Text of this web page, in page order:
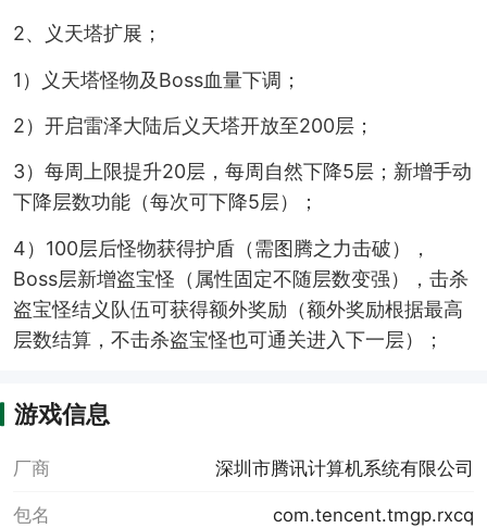
2、义天塔扩展；
1）义天塔怪物及Boss血量下调；
2）开启雷泽大陆后义天塔开放至200层；
3）每周上限提升20层，每周自然下降5层；新增手动
下降层数功能（每次可下降5层）；
4）100层后怪物获得护盾（需图腾之力击破），
Boss层新增盗宝怪（属性固定不随层数变强），击杀
盗宝怪结义队伍可获得额外奖励（额外奖励根据最高
层数结算，不击杀盗宝怪也可通关进入下一层）；
游戏信息
厂商 深圳市腾讯计算机系统有限公司
包名 com.tencent.tmgp.rxcq